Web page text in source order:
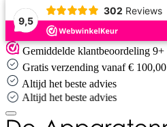
9,5
302 Reviews
Skip
to
content
Gemiddelde klantbeoordeling 9+
Gratis verzending vanaf € 100,00
Altijd het beste advies
Altijd het beste advies